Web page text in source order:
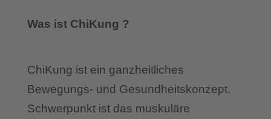
Was ist ChiKung ?
ChiKung ist ein ganzheitliches
Bewegungs- und Gesundheitskonzept.
Schwerpunkt ist das muskuläre